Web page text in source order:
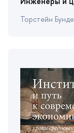
Торстейн